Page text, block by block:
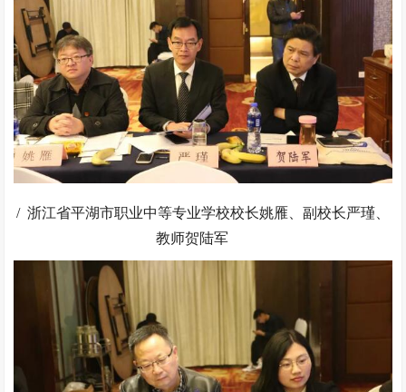
/ 浙江省平湖市职业中等专业学校校长姚雁、副校长严瑾、
教师贺陆军